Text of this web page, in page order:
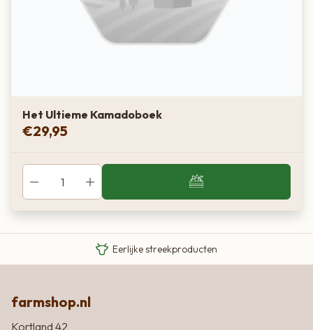
Het Ultieme Kamadoboek
€29,95
Eigen Limousin runderen
Eerlijke streekproducten
farmshop.nl
Kortland 42